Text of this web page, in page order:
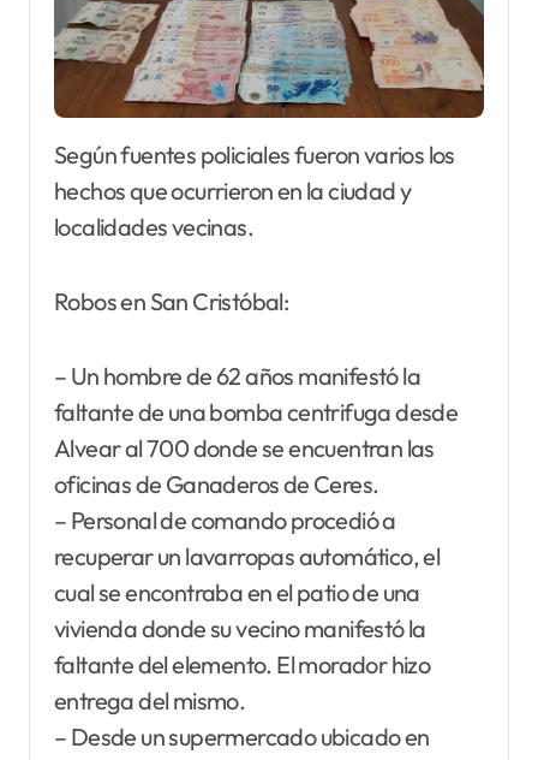
Según fuentes policiales fueron varios los
hechos que ocurrieron en la ciudad y
localidades vecinas.
Robos en San Cristóbal:
– Un hombre de 62 años manifestó la
faltante de una bomba centrifuga desde
Alvear al 700 donde se encuentran las
oficinas de Ganaderos de Ceres.
– Personal de comando procedió a
recuperar un lavarropas automático, el
cual se encontraba en el patio de una
vivienda donde su vecino manifestó la
faltante del elemento. El morador hizo
entrega del mismo.
– Desde un supermercado ubicado en